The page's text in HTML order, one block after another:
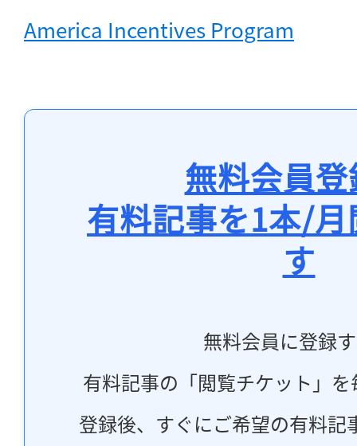
America Incentives Program
無料会員
有料記事を1本/
す
無料会員に登録
有料記事の「閲覧チケット」
登録後、すぐにご希望の有料記